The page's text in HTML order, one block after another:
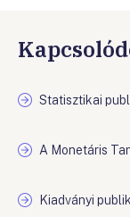
Statisztikai
A Monetáris
Kiadványi